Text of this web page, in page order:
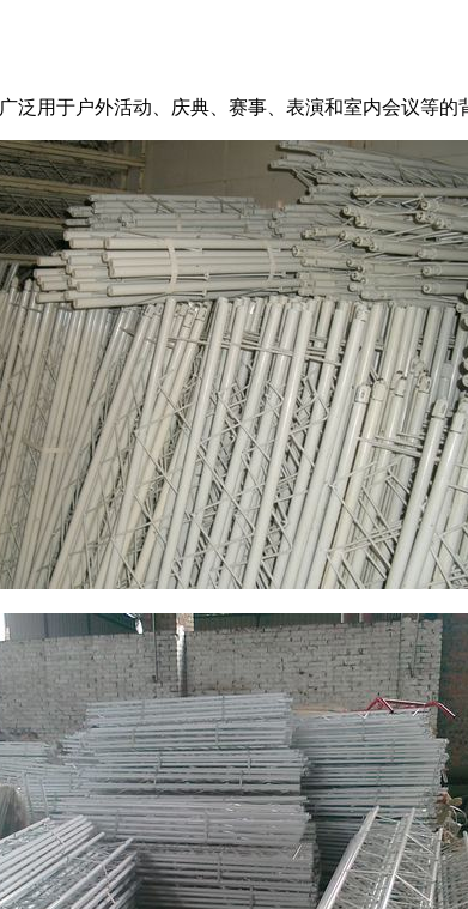
广泛用于户外活动、庆典、赛事、表演和室内会议等的